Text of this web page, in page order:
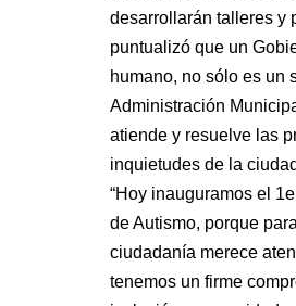
desarrollarán talleres y
puntualizó que un
humano, no sólo es un
Administración
atiende y resuelve las
inquietudes de la
“Hoy inauguramos el
de Autismo, porque
ciudadanía merece
tenemos un firme